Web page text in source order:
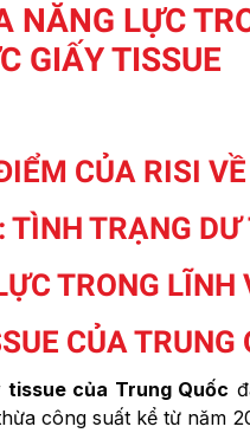
NĂNG LỰC
GIẤY TISSUE
CỦA RISI
TÌNH TRẠNG
TRONG LĨNH
CỦA TRUNG
tissue của Trung Quốc
công suất kể từ năm